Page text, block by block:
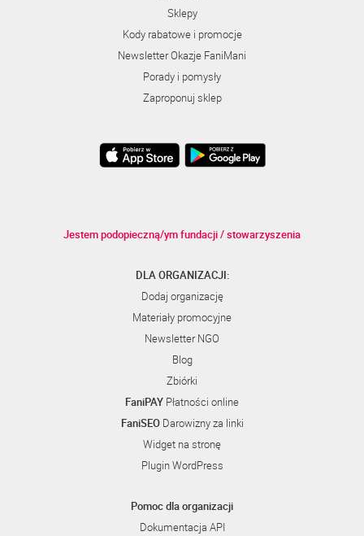
Sklepy
Kody rabatowe i promocje
Newsletter Okazje FaniMani
Porady i pomysły
Zaproponuj sklep
Jestem podopieczną/ym fundacji / stowarzyszenia
DLA ORGANIZACJI:
Dodaj organizację
Materiały promocyjne
Newsletter NGO
Blog
Zbiórki
FaniPAY Płatności online
FaniSEODarowizny za linki
Widget na stronę
Plugin WordPress
Pomoc dla organizacji
Dokumentacja API